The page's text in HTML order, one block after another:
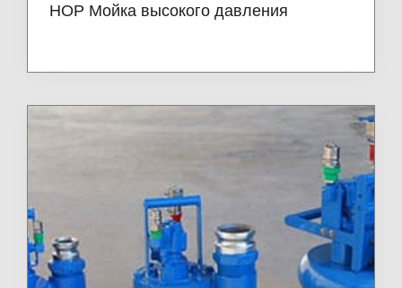
HOP Мойка высокого давления